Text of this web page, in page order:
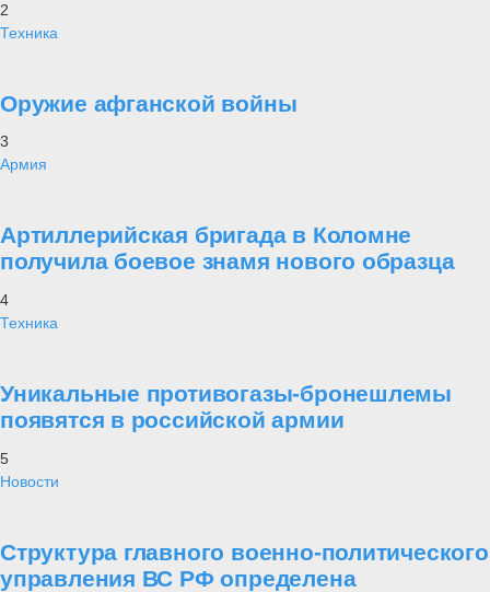
2
Техника
Оружие афганской войны
3
Армия
Артиллерийская бригада в Коломне
получила боевое знамя нового образца
4
Техника
Уникальные противогазы-бронешлемы
появятся в российской армии
5
Новости
Структура главного военно-политического
управления ВС РФ определена